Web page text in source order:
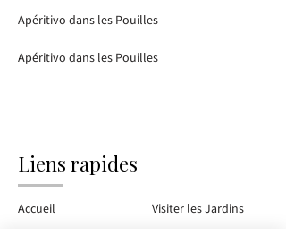
Apéritivo dans les Pouilles
Apéritivo dans les Pouilles
Liens rapides
Accueil Visiter les Jardins